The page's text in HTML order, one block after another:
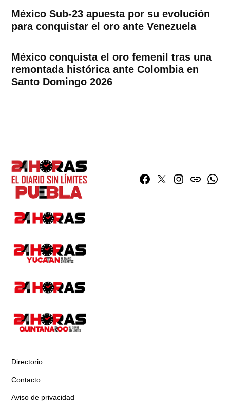
México Sub-23 apuesta por su evolución
para conquistar el oro ante Venezuela
México conquista el oro femenil tras una
remontada histórica ante Colombia en
Santo Domingo 2026
Facebook
TwitterInstagram
issuu
Directorio
Contacto
Aviso de privacidad